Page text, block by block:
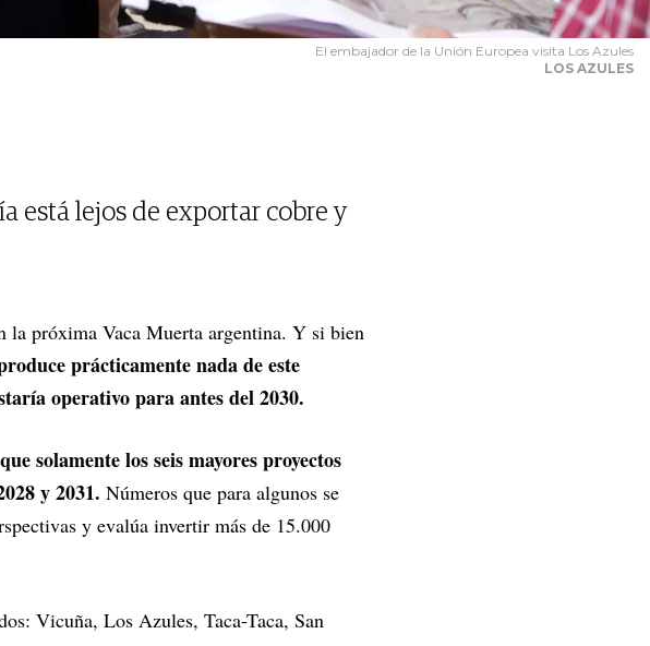
El embajador de la Unión Europea visita Los Azules
LOS AZULES
está lejos de exportar cobre y
la próxima Vaca Muerta argentina. Y si bien
prácticamente nada de este
operativo para antes del 2030.
solamente los seis mayores proyectos
y 2031. Números que para algunos se
y evalúa invertir más de 15.000
Vicuña, Los Azules, Taca-Taca, San